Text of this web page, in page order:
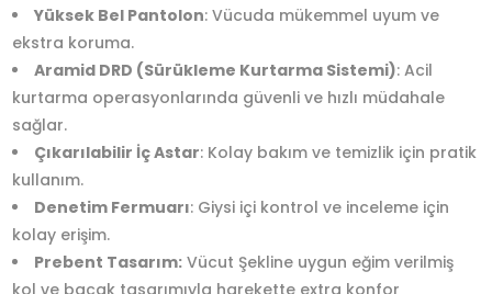
Yüksek Bel Pantolon: Vücuda mükemmel uyum ve
ekstra koruma.
Aramid DRD (Sürükleme Kurtarma Sistemi): Acil
kurtarma operasyonlarında güvenli ve hızlı müdahale
sağlar.
Çıkarılabilir İç Astar: Kolay bakım ve temizlik için pratik
kullanım.
Denetim Fermuarı: Giysi içi kontrol ve inceleme için
kolay erişim.
Prebent Tasarım: Vücut Şekline uygun eğim verilmiş
kol ve bacak tasarımıyla harekette extra konfor